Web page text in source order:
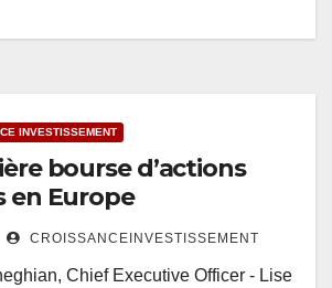
INVESTISSEMENT
bourse d’actions
en Europe
CROISSANCEINVESTISSEMENT
Chief Executive Officer - Lise